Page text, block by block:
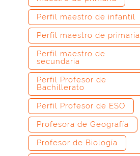
Perfil maestro de infantil
Perfil maestro de primaria
Perfil maestro de
secundaria
Perfil Profesor de
Bachillerato
Perfil Profesor de ESO
Profesora de Geografía
Profesor de Biología